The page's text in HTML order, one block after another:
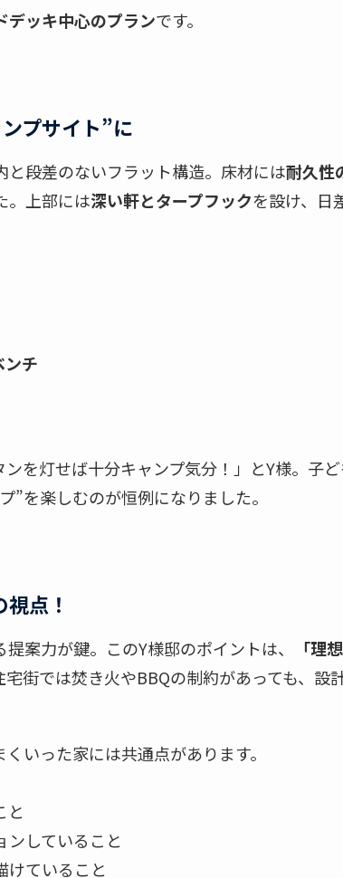
デッキ中心のプランです。
プサイト”に
段差のないフラット構造。床材には耐久性
。上部には深い軒とタープフックを設け、日
ンチ
を灯せば十分キャンプ気分！」とY様。子
”を楽しむのが恒例になりました。
点！
案力が鍵。このY様邸のポイントは、
「理
宅街では焚き火やBBQの制約があっても、設
いった家には共通点があります。
と
ンしていること
けていること